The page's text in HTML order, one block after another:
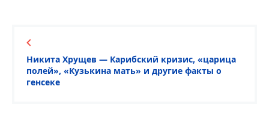
Никита Хрущев — Карибский кризис, «царица
полей», «Кузькина мать» и другие факты о
генсеке